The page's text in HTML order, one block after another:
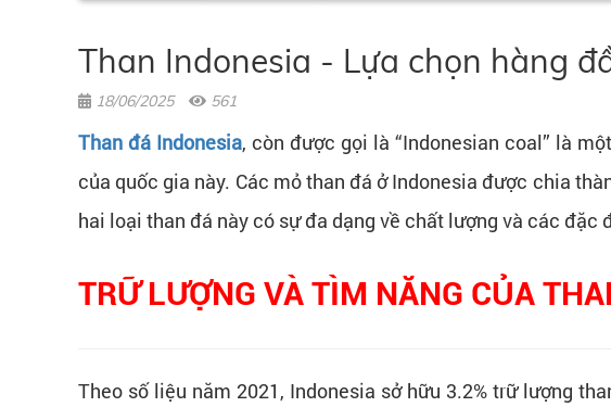
Than Indonesia - Lựa chọn hàng
18/06/2025 561
Than đá Indonesia, còn được gọi là “Indonesian coal” là
của quốc gia này. Các mỏ than đá ở Indonesia được chia
hai loại than đá này có sự đa dạng về chất lượng và các đặc
TRỮ LƯỢNG VÀ TÌM NĂNG CỦA
Theo số liệu năm 2021, Indonesia sở hữu 3.2% trữ lượng